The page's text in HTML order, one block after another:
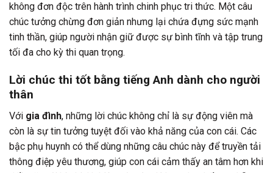
không đơn độc trên hành trình chinh phục tri thức. Một câu
chúc tưởng chừng đơn giản nhưng lại chứa đựng sức mạnh
tinh thần, giúp người nhận giữ được sự bình tĩnh và tập trung
tối đa cho kỳ thi quan trọng.
Lời chúc thi tốt bằng tiếng Anh dành cho người
thân
Với gia đình, những lời chúc không chỉ là sự động viên mà
còn là sự tin tưởng tuyệt đối vào khả năng của con cái. Các
bậc phụ huynh có thể dùng những câu chúc này để truyền tải
thông điệp yêu thương, giúp con cái cảm thấy an tâm hơn khi